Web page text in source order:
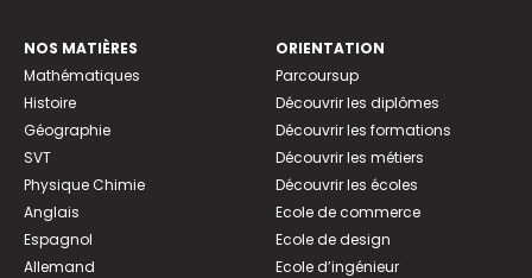
NOS MATIÈRES
Mathématiques
Histoire
Géographie
SVT
Physique Chimie
Anglais
Espagnol
Allemand
ORIENTATION
Parcoursup
Découvrir les diplômes
Découvrir les formations
Découvrir les métiers
Découvrir les écoles
Ecole de commerce
Ecole de design
Ecole d’ingénieur